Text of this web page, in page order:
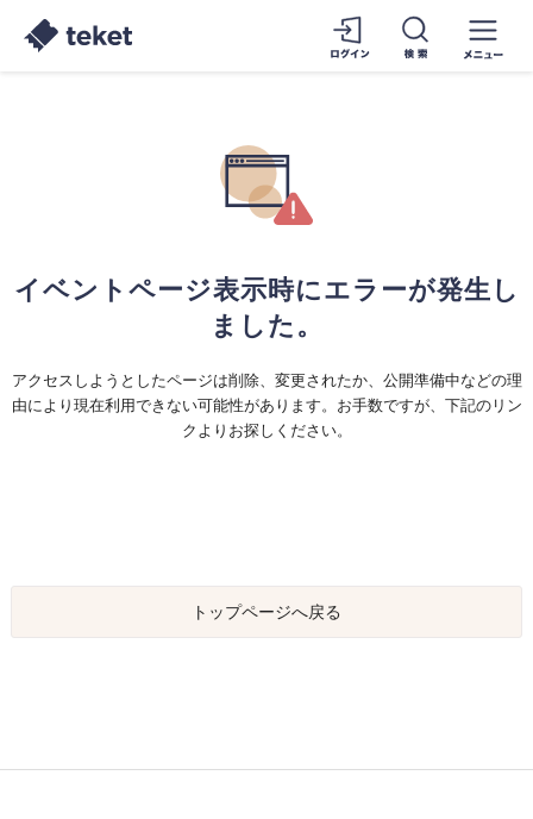
イベントページ表示時にエラーが発生し
ました。
アクセスしようとしたページは削除、変更されたか、公開準備中などの理
由により現在利用できない可能性があります。お手数ですが、下記のリン
クよりお探しください。
トップページへ戻る